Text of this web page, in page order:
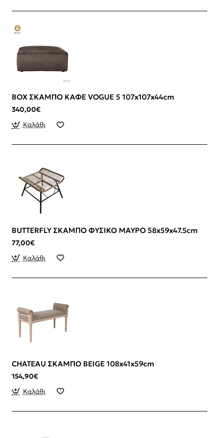
BOX ΣΚΑΜΠΟ ΚΑΦΕ VOGUE 5 107x107x44cm
340,00€
Καλάθι
BUTTERFLY ΣΚΑΜΠΟ ΦΥΣΙΚΟ ΜΑΥΡΟ 58x59x47.5cm
77,00€
Καλάθι
CHATEAU ΣΚΑΜΠΟ BEIGE 108x41x59cm
154,90€
Καλάθι